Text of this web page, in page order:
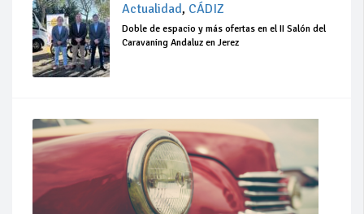
Actualidad, CÁDIZ
Doble de espacio y más ofertas en el II Salón del
Caravaning Andaluz en Jerez